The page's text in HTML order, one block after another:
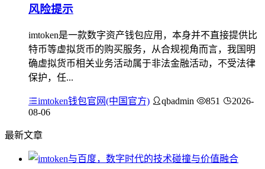
风险提示
imtoken是一款数字资产钱包应用，本身并不直接提供比
特币等虚拟货币的购买服务，从合规视角而言，我国明
确虚拟货币相关业务活动属于非法金融活动，不受法律
保护，任...
imtoken钱包官网(中国官方) qbadmin 851
2026-
08-06
最新文章